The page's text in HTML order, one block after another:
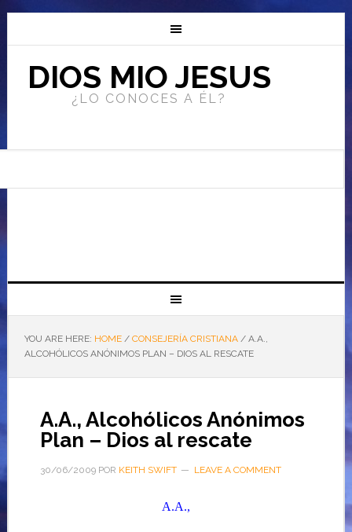
DIOS MIO JESUS
¿LO CONOCES A ÉL?
YOU ARE HERE: HOME / CONSEJERÍA CRISTIANA /A.A.,
ALCOHÓLICOS ANÓNIMOS PLAN – DIOS AL RESCATE
A.A., Alcohólicos Anónimos
Plan – Dios al rescate
30/06/2009POR KEITH SWIFT LEAVE A COMMENT
A.A.,